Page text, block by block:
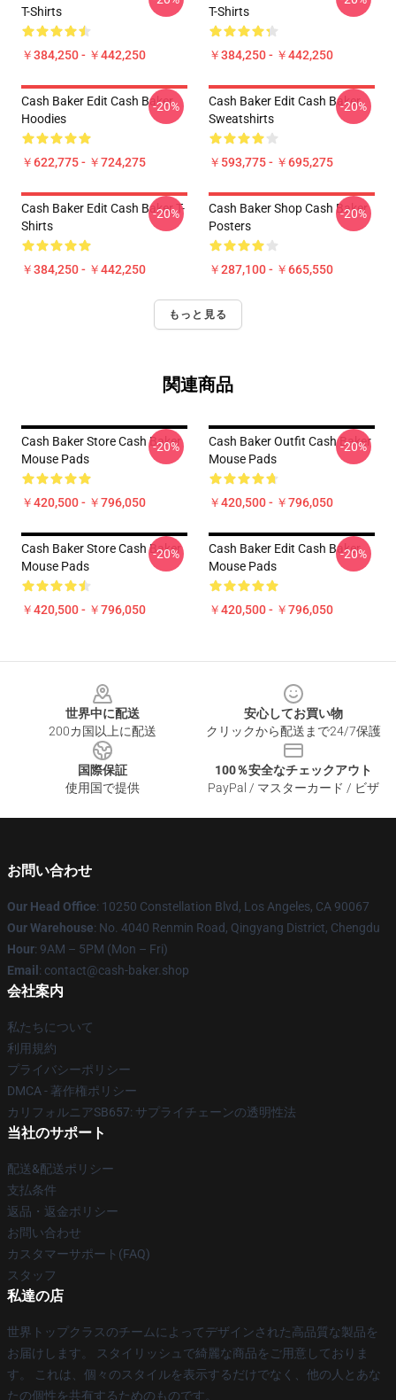
T-Shirts
￥384,250 - ￥442,250
T-Shirts
￥384,250 - ￥442,250
Cash Baker Edit Cash Baker
Hoodies
￥622,775 - ￥724,275
-20%
Cash Baker Edit Cash Baker
Sweatshirts
￥593,775 - ￥695,275
-20%
Cash Baker Edit Cash Baker T-
Shirts
￥384,250 - ￥442,250
-20%
Cash Baker Shop Cash Baker
Posters
￥287,100 - ￥665,550
-20%
もっと見る
関連商品
Cash Baker Store Cash Baker
Mouse Pads
￥420,500 - ￥796,050
-20%
Cash Baker Outfit Cash Baker
Mouse Pads
￥420,500 - ￥796,050
-20%
Cash Baker Store Cash Baker
Mouse Pads
￥420,500 - ￥796,050
-20%
Cash Baker Edit Cash Baker
Mouse Pads
￥420,500 - ￥796,050
-20%
世界中に配送
200カ国以上に配送
安心してお買い物
クリックから配送まで24/7保護
国際保証
使用国で提供
100％安全なチェックアウト
PayPal / マスターカード / ビザ
お問い合わせ
Our Head Office: 10250 Constellation Blvd, Los Angeles, CA 90067
Our Warehouse: No. 4040 Renmin Road, Qingyang District, Chengdu
Hour: 9AM – 5PM (Mon – Fri)
Email: contact@cash-baker.shop
会社案内
私たちについて
利用規約
プライバシーポリシー
DMCA - 著作権ポリシー
カリフォルニアSB657: サプライチェーンの透明性法
当社のサポート
配送&配送ポリシー
支払条件
返品・返金ポリシー
お問い合わせ
カスタマーサポート(FAQ)
スタッフ
私達の店
世界トップクラスのチームによってデザインされた高品質な製品を
お届けします。 スタイリッシュで綺麗な商品をご用意しておりま
す。 これは、個々のスタイルを表示するだけでなく、他の人とあな
たの個性を共有するためのものです。